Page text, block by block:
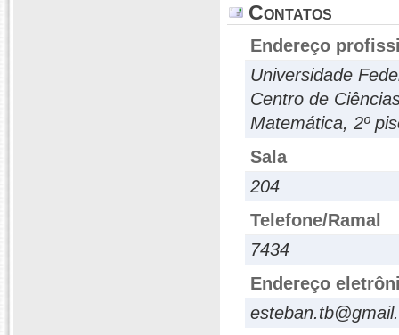
Contatos
Endereço
Universidade
Centro de
Matemática, 2º
Sala
204
Telefone/Ramal
7434
Endereço